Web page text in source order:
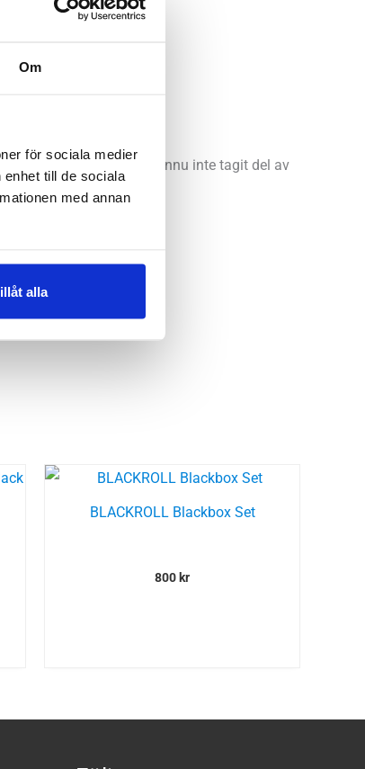
Om
för sociala medier
till de sociala
med annan
alla
Perfekt för dig som ännu inte tagit del av
BLACKROLL Blackbox Set
800 kr